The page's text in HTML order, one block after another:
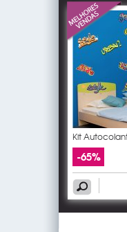
Kit
15
-65%